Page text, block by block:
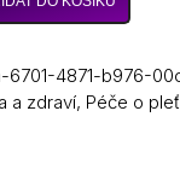
6701-4871-b976-
a zdraví, Péče o pleť